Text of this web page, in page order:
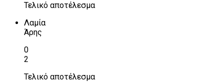
Τελικό αποτέλεσμα
Λαμία
Άρης
0
2
Τελικό αποτέλεσμα